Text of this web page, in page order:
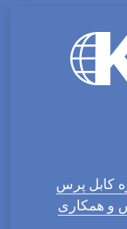
کابل پرس
و همکاری